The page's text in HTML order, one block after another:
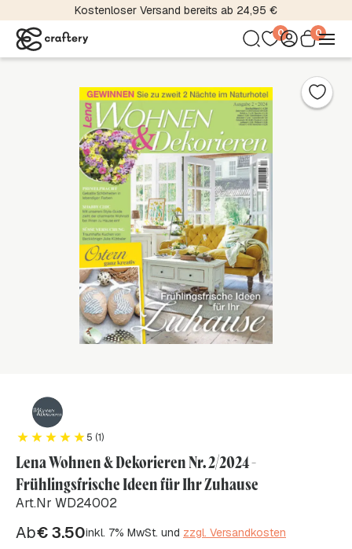
Kostenloser Versand bereits ab 24,95 €
0 0
5 (1)
Lena Wohnen & Dekorieren Nr. 2/2024 -
Frühlingsfrische Ideen für Ihr Zuhause
Art.Nr WD24002
Ab€3.50inkl. 7% MwSt. und zzgl. Versandkosten